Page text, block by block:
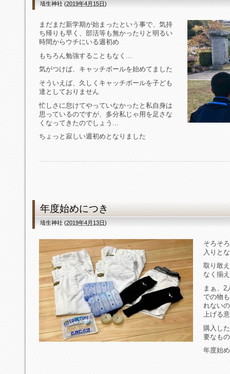
埴生神社(2019年4月15日)
まだまだ新学期が始まったという事で、気持
ち帰りも早く、部活等も無かったりと明るい
時間からウチにいる週初め
もちろん勉強することもなく...
気がつけば、キャッチボールを始めてました
そういえば、久しくキャッチボールを子ども
達としておりません
忙しさに怠けてやっていなかったと私自身は
思っているのですが、多分私じゃ用を足さな
くなってきたのでしょう...
ちょっと寂しい週初めとなりました
年度始めにつき
埴生神社(2019年4月13日)
そろそ
入りと
取り敢
なく揃
まぁ、2
での物
れない
上げる
購入し
要なも
年度始